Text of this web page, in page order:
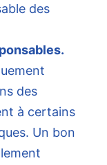
des
des
à certains
Un bon